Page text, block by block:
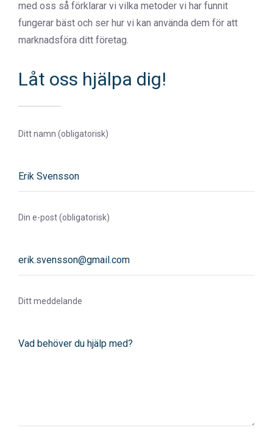
med oss så förklarar vi vilka metoder vi har funnit
fungerar bäst och ser hur vi kan använda dem för att
marknadsföra ditt företag.
Låt oss hjälpa dig!
Ditt namn (obligatorisk)
Din e-post (obligatorisk)
Ditt meddelande